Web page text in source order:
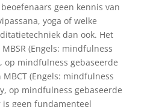
geen kennis van
yoga of welke
dan ook. Het
(Engels: mindfulness
op mindfulness gebaseerde
(Engels: mindfulness
op mindfulness gebaseerde
geen fundamenteel